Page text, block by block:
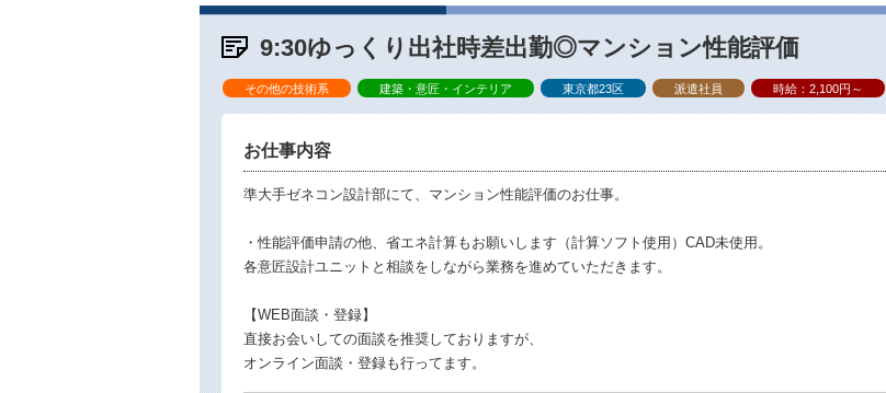
9:30ゆっくり出社時差出勤◎マンション性能評価
その他の技術系 建築・意匠・インテリア 東京都23区 派遣社員 時給：2,100円～
お仕事内容
準大手ゼネコン設計部にて、マンション性能評価のお仕事。
・性能評価申請の他、省エネ計算もお願いします（計算ソフト使用）CAD未使用。
各意匠設計ユニットと相談をしながら業務を進めていただきます。
【WEB面談・登録】
直接お会いしての面談を推奨しておりますが、
オンライン面談・登録も行ってます。